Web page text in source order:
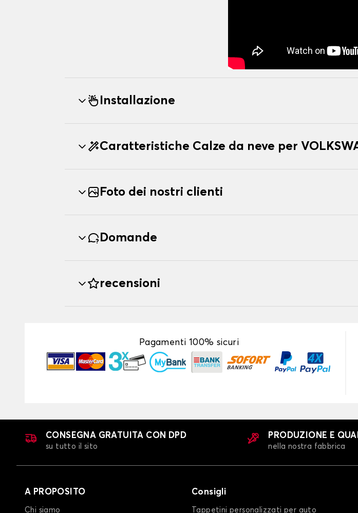
Installazione
Caratteristiche Calze da neve per
Foto dei nostri clienti
Domande
recensioni
Pagamenti 100% sicuri
CONSEGNA GRATUITA CON DPD
su tutto il sito
PRODUZIONE E
nella nostra fabbrica
A PROPOSITO
Chi siamo
Consigli
Tappetini personalizzati per auto